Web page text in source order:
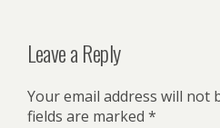
Leave a Reply
Your email address will not
fields are marked *